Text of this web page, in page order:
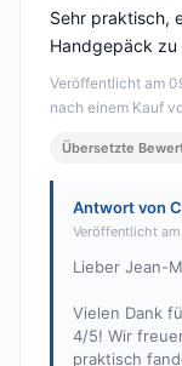
Veröffentlicht am
nach einem Kauf
Sehr praktisch,
Handgepäck zu
Übersetzte
Antwort von
Veröffentlicht
Lieber Jean-
Vielen Dank
4/5! Wir
praktisch